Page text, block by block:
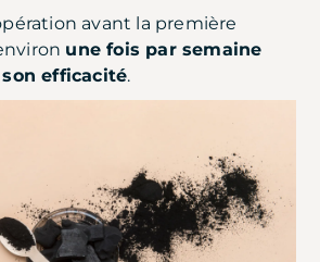
avant la première
une fois par semaine
efficacité.